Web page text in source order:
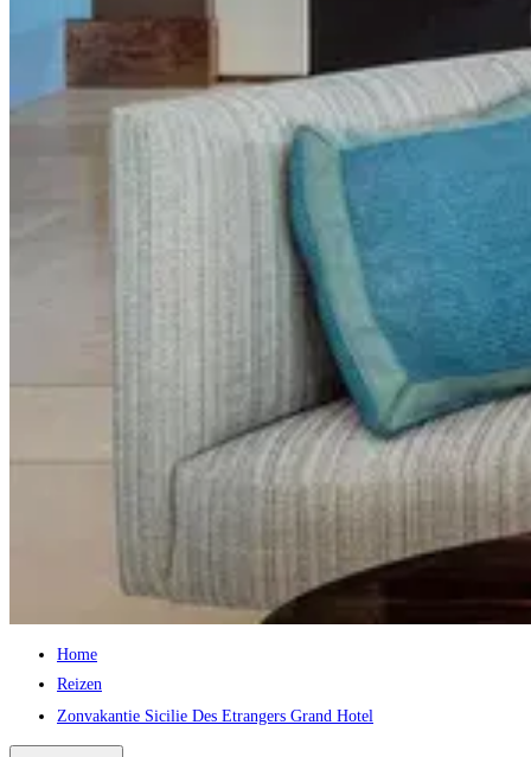
Home
Reizen
Zonvakantie Sicilie Des Etrangers Grand Hotel